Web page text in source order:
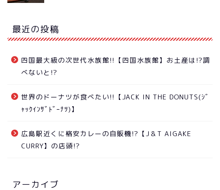
最近の投稿
四国最大級の次世代水族館!!【四国水族館】お土産は!?調
べないと!?
世界のドーナツが食べたい!!【JACK IN THE DONUTS(ｼﾞ
ｬｯｸｲﾝｻﾞﾄﾞｰﾅﾂ)】
広島駅近くに格安カレーの自販機!?【J＆T AIGAKE
CURRY】の店頭!?
アーカイブ